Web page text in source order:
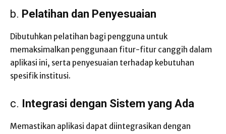
b. Pelatihan dan Penyesuaian
Dibutuhkan pelatihan bagi pengguna untuk
memaksimalkan penggunaan fitur-fitur canggih dalam
aplikasi ini, serta penyesuaian terhadap kebutuhan
spesifik institusi.
c. Integrasi dengan Sistem yang Ada
Memastikan aplikasi dapat diintegrasikan dengan